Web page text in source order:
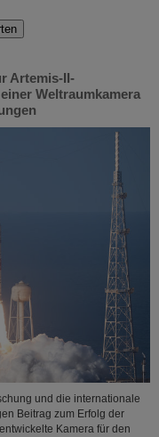
Artemis-II-
Weltraumkamera
und die internationale
Beitrag zum Erfolg der
Kamera für den